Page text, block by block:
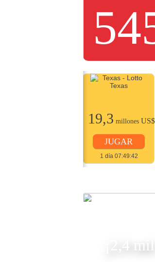
19,3 millones US$
JUGAR
1 día 07:49:42
¡2,4